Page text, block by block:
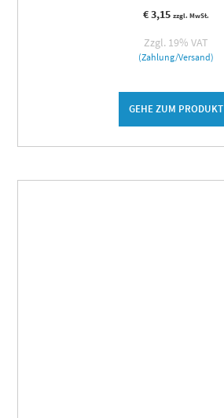
€3,15 zzgl. MwSt.
Zzgl. 19% VAT
(Zahlung/Versand)
GEHE ZUM PRODUKT